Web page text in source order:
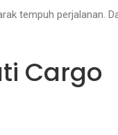
tempuh perjalanan.
Cargo